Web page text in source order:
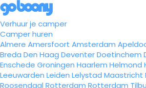
Verhuur je camper
Camper huren
Almere Amersfoort Amsterdam
Breda Den Haag DeventerDoetinchem
Enschede Groningen Haarlem Helmond
Leeuwarden Leiden Lelystad Maastricht
Roosendaal Rotterdam Rotterdam